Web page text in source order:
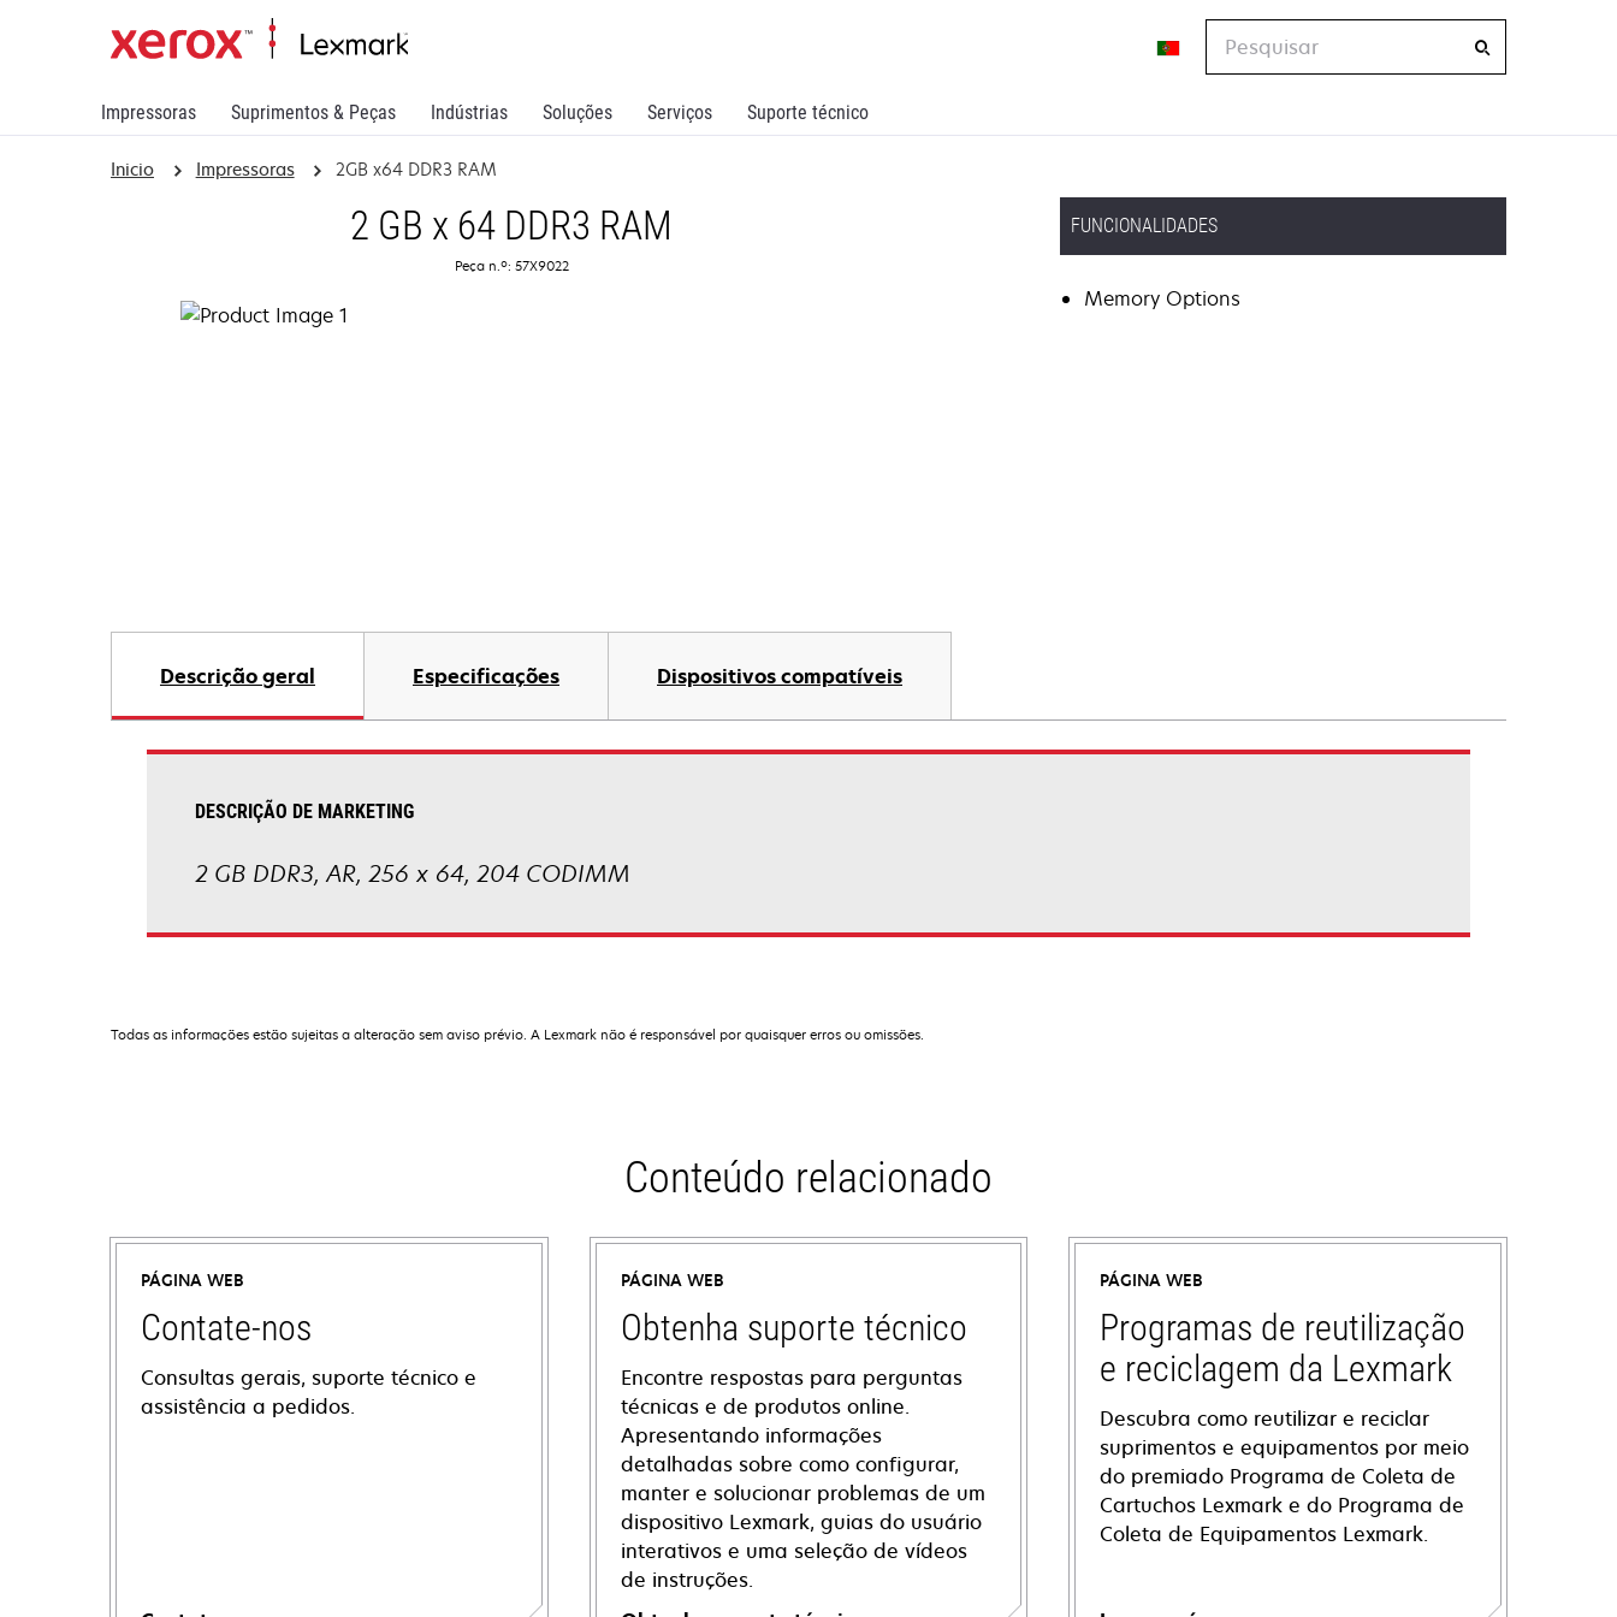
Impressoras Suprimentos & Peças Indústrias Soluções Serviços Suporte técnico
Inicio Impressoras 2GB x64 DDR3 RAM
2 GB x 64 DDR3 RAM
Peça n.º: 57X9022
FUNCIONALIDADES
Memory Options
Descrição geral Especificações Dispositivos compatíveis
DESCRIÇÃO DE MARKETING
2 GB DDR3, AR, 256 x 64, 204 CODIMM
Todas as informações estão sujeitas a alteração sem aviso prévio. A Lexmark não é responsável por quaisquer erros ou omissões.
Conteúdo relacionado
PÁGINA WEB
Contate-nos
Consultas gerais, suporte técnico e
assistência a pedidos.
PÁGINA WEB
Obtenha suporte técnico
Encontre respostas para perguntas
técnicas e de produtos online.
Apresentando informações
detalhadas sobre como configurar,
manter e solucionar problemas de um
dispositivo Lexmark, guias do usuário
interativos e uma seleção de vídeos
de instruções.
PÁGINA WEB
Programas de reutilização
e reciclagem da Lexmark
Descubra como reutilizar e reciclar
suprimentos e equipamentos por meio
do premiado Programa de Coleta de
Cartuchos Lexmark e do Programa de
Coleta de Equipamentos Lexmark.